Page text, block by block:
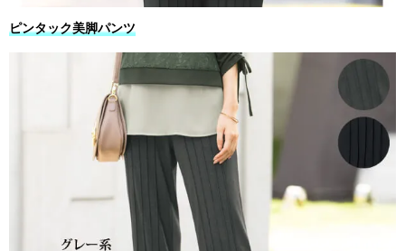
ピンタック美脚パンツ